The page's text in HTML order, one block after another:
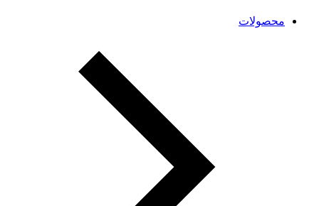
محصولات